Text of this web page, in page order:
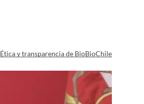
Ética y transparencia de BioBioChile